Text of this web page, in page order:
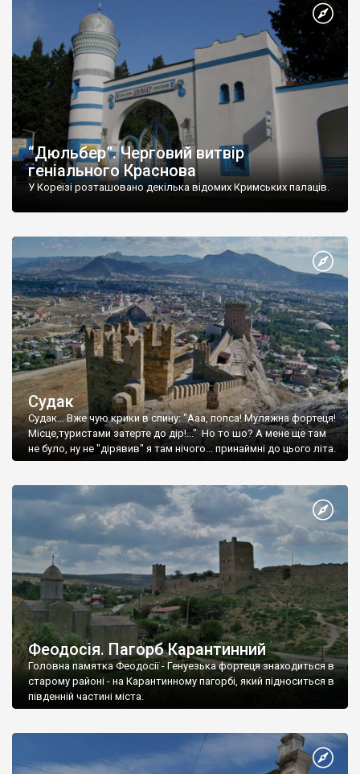
“Дюльбер”. Черговий витвір
геніального Краснова
У Кореїзі розташовано декілька відомих Кримських палаців.
Судак
Судак... Вже чую крики в спину: "Ааа, попса! Муляжна фортеця!
Місце,туристами затерте до дір!..." Но то шо? А мене ще там
не було, ну не "дірявив" я там нічого... принаймні до цього літа.
Феодосія. Пагорб Карантинний
Головна памятка Феодосії - Генуезька фортеця знаходиться в
старому районі - на Карантинному пагорбі, який підноситься в
південній частині міста.